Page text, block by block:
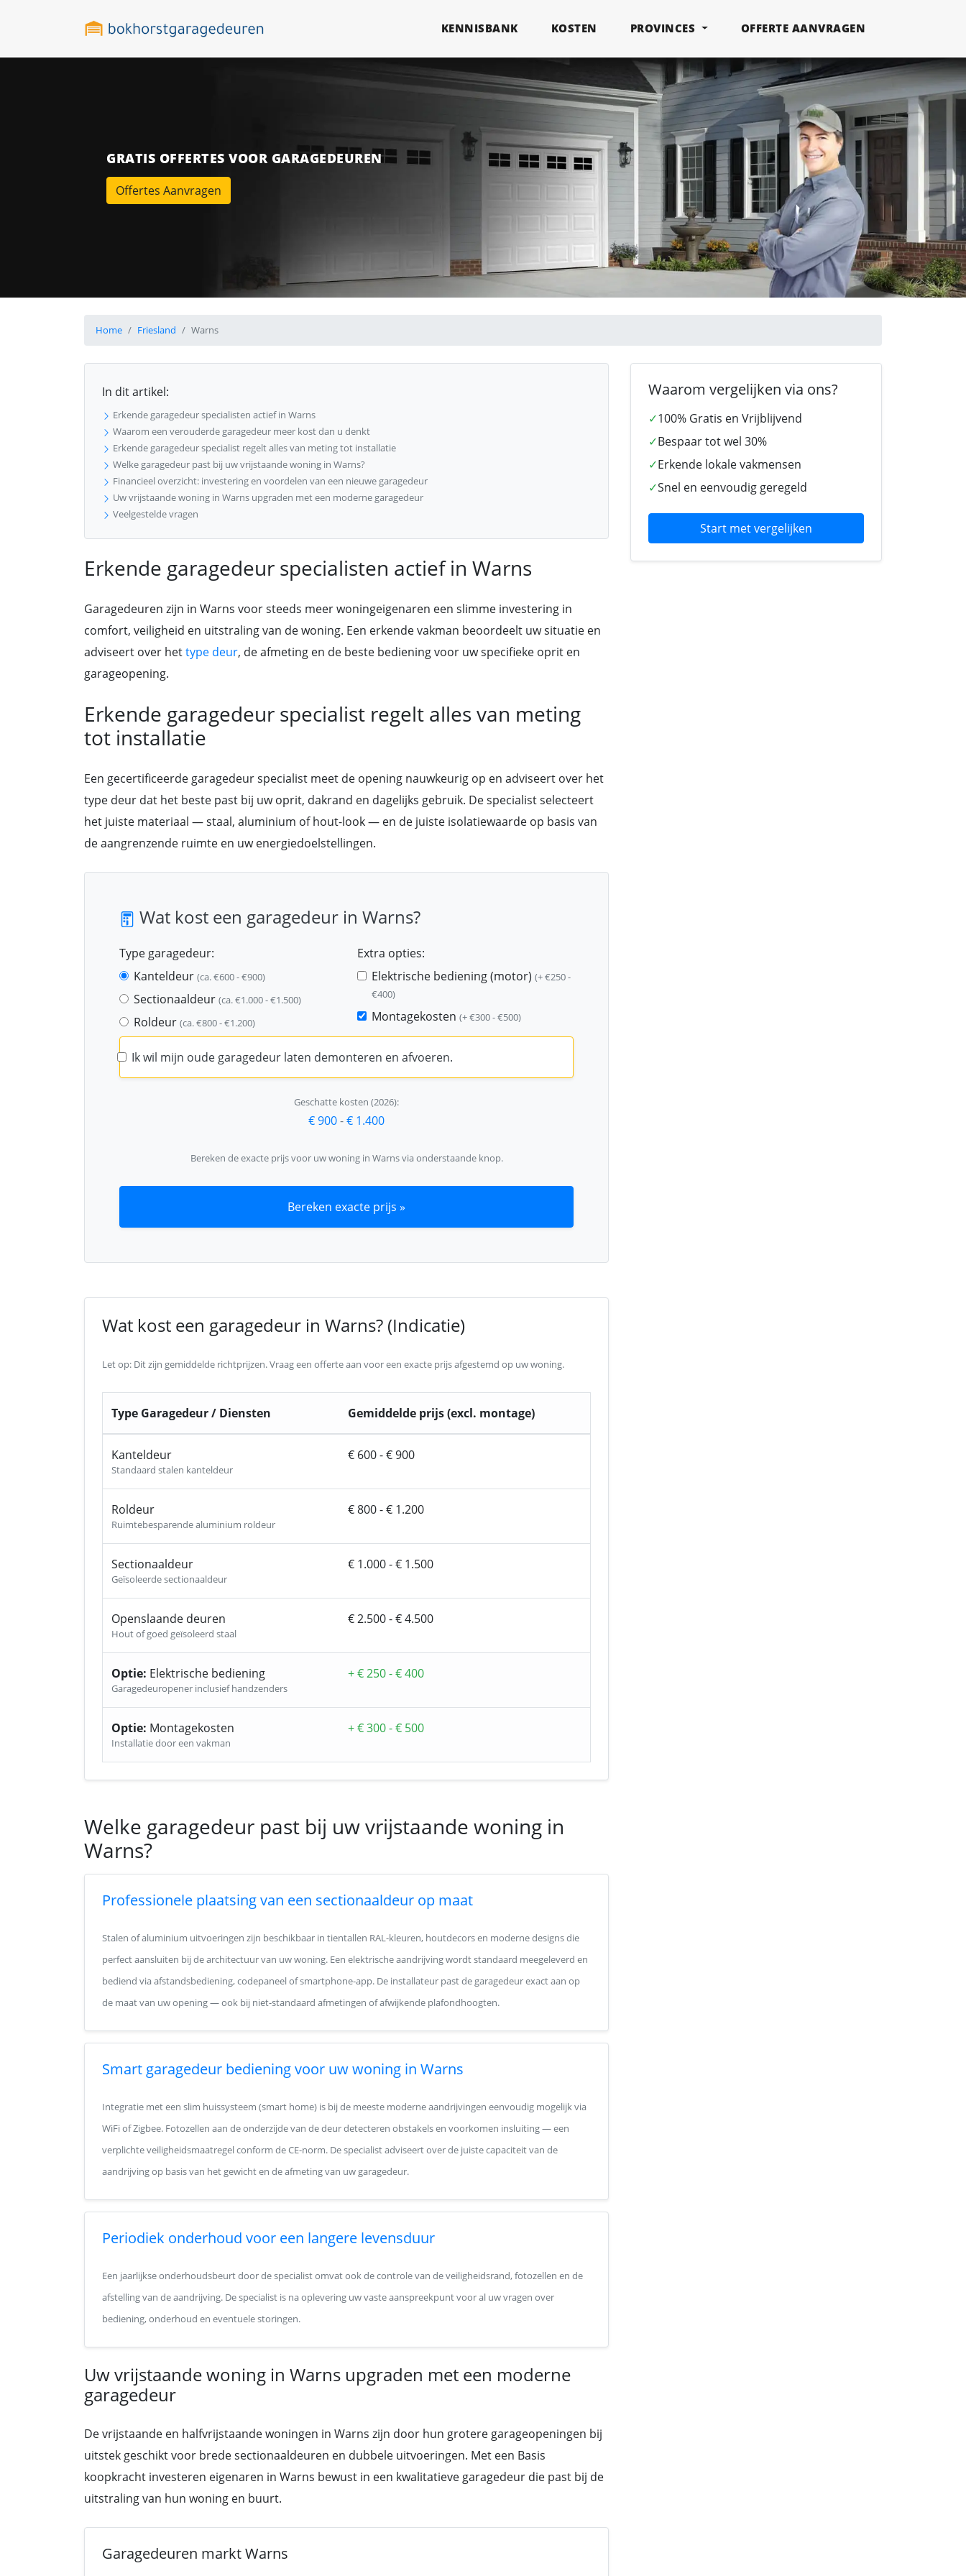
KENNISBANK KOSTEN PROVINCES OFFERTE AANVRAGEN
GRATIS OFFERTES VOOR GARAGEDEUREN
Offertes Aanvragen
Home Friesland Warns
In dit artikel:
Erkende garagedeur specialisten actief in Warns
Waarom een verouderde garagedeur meer kost dan u denkt
Erkende garagedeur specialist regelt alles van meting tot installatie
Welke garagedeur past bij uw vrijstaande woning in Warns?
Financieel overzicht: investering en voordelen van een nieuwe garagedeur
Uw vrijstaande woning in Warns upgraden met een moderne garagedeur
Veelgestelde vragen
Erkende garagedeur specialisten actief in Warns
Garagedeuren zijn in Warns voor steeds meer woningeigenaren een slimme investering in
comfort, veiligheid en uitstraling van de woning. Een erkende vakman beoordeelt uw situatie en
adviseert over hettype deur, de afmeting en de beste bediening voor uw specifieke oprit en
garageopening.
Erkende garagedeur specialist regelt alles van meting
tot installatie
Een gecertificeerde garagedeur specialist meet de opening nauwkeurig op en adviseert over het
type deur dat het beste past bij uw oprit, dakrand en dagelijks gebruik. De specialist selecteert
het juiste materiaal — staal, aluminium of hout-look — en de juiste isolatiewaarde op basis van
de aangrenzende ruimte en uw energiedoelstellingen.
Wat kost een garagedeur in Warns?
Type garagedeur:
Kanteldeur (ca. €600 - €900)
Sectionaaldeur (ca. €1.000 - €1.500)
Roldeur (ca. €800 - €1.200)
Extra opties:
Elektrische bediening (motor) (+ €250 -
€400)
Montagekosten (+ €300 - €500)
Ik wil mijn oude garagedeur laten demonteren en afvoeren.
Geschatte kosten (2026):
€ 900-€ 1.400
Bereken de exacte prijs voor uw woning in Warns via onderstaande knop.
Bereken exacte prijs »
Wat kost een garagedeur in Warns? (Indicatie)
Let op: Dit zijn gemiddelde richtprijzen. Vraag een offerte aan voor een exacte prijs afgestemd op uw woning.
Type Garagedeur / Diensten Gemiddelde prijs (excl. montage)
Kanteldeur
Standaard stalen kanteldeur
€ 600 - € 900
Roldeur
Ruimtebesparende aluminium roldeur
€ 800 - € 1.200
Sectionaaldeur
Geïsoleerde sectionaaldeur
€ 1.000 - € 1.500
Openslaande deuren
Hout of goed geïsoleerd staal
€ 2.500 - € 4.500
Optie: Elektrische bediening
Garagedeuropener inclusief handzenders
+ € 250 - € 400
Optie: Montagekosten
Installatie door een vakman
+ € 300 - € 500
Welke garagedeur past bij uw vrijstaande woning in
Warns?
Professionele plaatsing van een sectionaaldeur op maat
Stalen of aluminium uitvoeringen zijn beschikbaar in tientallen RAL-kleuren, houtdecors en moderne designs die
perfect aansluiten bij de architectuur van uw woning. Een elektrische aandrijving wordt standaard meegeleverd en
bediend via afstandsbediening, codepaneel of smartphone-app. De installateur past de garagedeur exact aan op
de maat van uw opening — ook bij niet-standaard afmetingen of afwijkende plafondhoogten.
Smart garagedeur bediening voor uw woning in Warns
Integratie met een slim huissysteem (smart home) is bij de meeste moderne aandrijvingen eenvoudig mogelijk via
WiFi of Zigbee. Fotozellen aan de onderzijde van de deur detecteren obstakels en voorkomen insluiting — een
verplichte veiligheidsmaatregel conform de CE-norm. De specialist adviseert over de juiste capaciteit van de
aandrijving op basis van het gewicht en de afmeting van uw garagedeur.
Periodiek onderhoud voor een langere levensduur
Een jaarlijkse onderhoudsbeurt door de specialist omvat ook de controle van de veiligheidsrand, fotozellen en de
afstelling van de aandrijving. De specialist is na oplevering uw vaste aanspreekpunt voor al uw vragen over
bediening, onderhoud en eventuele storingen.
Uw vrijstaande woning in Warns upgraden met een moderne
garagedeur
De vrijstaande en halfvrijstaande woningen in Warns zijn door hun grotere garageopeningen bij
uitstek geschikt voor brede sectionaaldeuren en dubbele uitvoeringen. Met een Basis
koopkracht investeren eigenaren in Warns bewust in een kwalitatieve garagedeur die past bij de
uitstraling van hun woning en buurt.
Garagedeuren markt Warns
Waarom vergelijken via ons?
✓100% Gratis en Vrijblijvend
✓Bespaar tot wel 30%
✓Erkende lokale vakmensen
✓Snel en eenvoudig geregeld
Start met vergelijken